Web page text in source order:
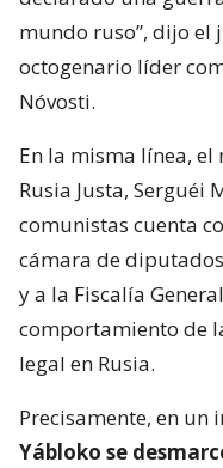
mundo ruso”, dijo el
octogenario líder
Nóvosti.
En la misma línea,
Rusia Justa, Serguéi
comunistas cuenta
cámara de
y a la Fiscalía
comportamiento de
legal en Rusia.
Precisamente, en un
Yábloko se